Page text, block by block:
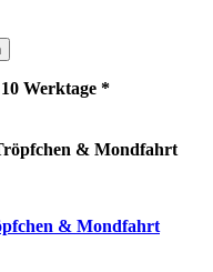
Werktage *
& Mondfahrt